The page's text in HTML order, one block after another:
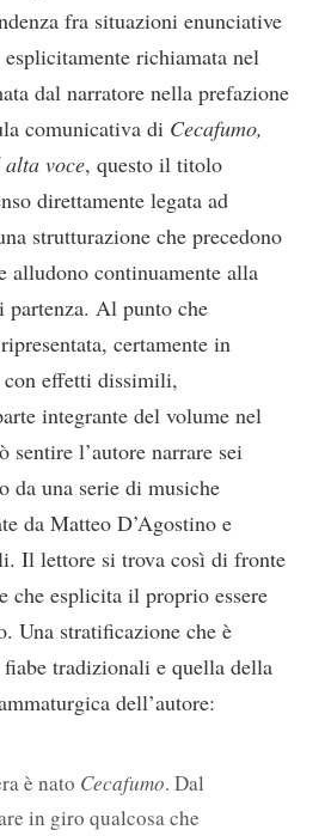
fra situazioni enunciative
richiamata nel
dal narratore nella prefazione
comunicativa di Cecafumo,
alta voce, questo il titolo
direttamente legata ad
strutturazione che precedono
alludono continuamente alla
partenza. Al punto che
certamente in
effetti dissimili,
integrante del volume nel
l’autore narrare sei
da una serie di musiche
da Matteo D’Agostino e
Il lettore si trova così di fronte
che esplicita il proprio essere
Una stratificazione che è
tradizionali e quella della
dell’autore:
è nato Cecafumo. Dal
in giro qualcosa che